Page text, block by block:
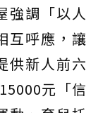
強調「以人
互呼應，讓
供新人前六
元「信